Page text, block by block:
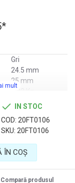
Gri
24.5 mm
25 mm
Turcia
IN STOC
COD: 20FT0106
SKU: 20FT0106
ÎN COŞ
Compară produsul